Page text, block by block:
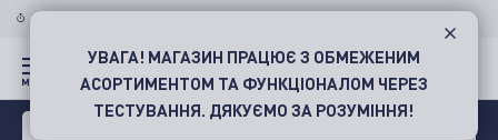
ДОСТАВКА ПО УКРАЇНІ
УВАГА! МАГАЗИН ПРАЦЮЄ З ОБМЕЖЕНИМ
АСОРТИМЕНТОМ ТА ФУНКЦІОНАЛОМ ЧЕРЕЗ
ТЕСТУВАННЯ. ДЯКУЄМО ЗА РОЗУМІННЯ!